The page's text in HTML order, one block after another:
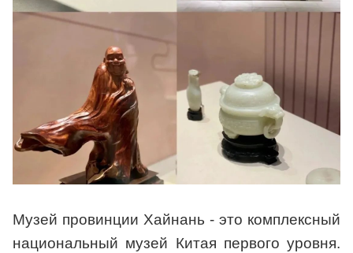
Музей провинции Хайнань - это комплексный
национальный музей Китая первого уровня.